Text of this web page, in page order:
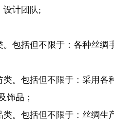
计团队;
包括但不限于：各种丝绸
。包括但不限于：采用各
饰品；
。包括但不限于：丝绸生